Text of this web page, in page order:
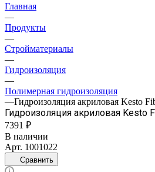
Главная
—
Продукты
—
Стройматериалы
—
Гидроизоляция
—
Полимерная гидроизоляция
—Гидроизоляция акриловая Kesto
Гидроизоляция акриловая Kesto
7391 ₽
В наличии
Арт. 1001022
Сравнить